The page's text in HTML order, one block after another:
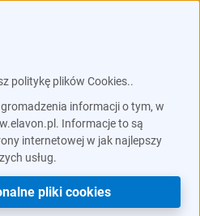
prostsze z
Connect.
lubApp Store
/ Jak czytać zestawienie
politykę plików Cookies..
informacji o tym, w
Informacje to są
internetowej w jak najlepszy
usług.
pliki cookies